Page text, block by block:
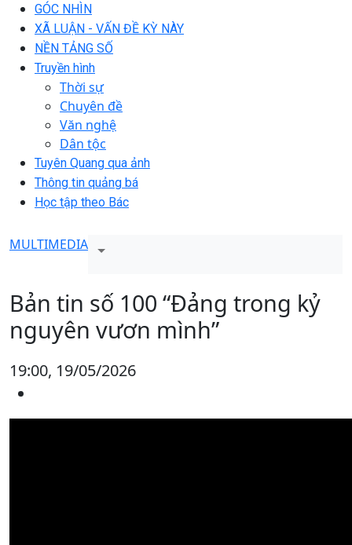
GÓC NHÌN
XÃ LUẬN - VẤN ĐỀ KỲ NÀY
NỀN TẢNG SỐ
Truyền hình
Thời sự
Chuyên đề
Văn nghệ
Dân tộc
Tuyên Quang qua ảnh
Thông tin quảng bá
Học tập theo Bác
MULTIMEDIA
Bản tin số 100 “Đảng trong kỷ
nguyên vươn mình”
19:00, 19/05/2026